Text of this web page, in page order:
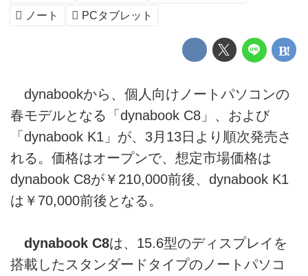
ノート
PCタブレット
dynabookから、個人向けノートパソコンの
春モデルとなる「dynabook C8」、および
「dynabook K1」が、3月13日より順次発売さ
れる。価格はオープンで、想定市場価格は
dynabook C8が￥210,000前後、dynabook K1
は￥70,000前後となる。
dynabook C8は、15.6型のディスプレイを
搭載したスタンダードタイプのノートパソコ